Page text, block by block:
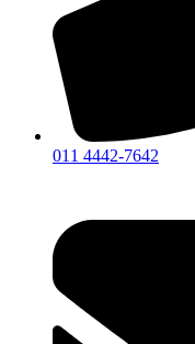
011 4442-7642